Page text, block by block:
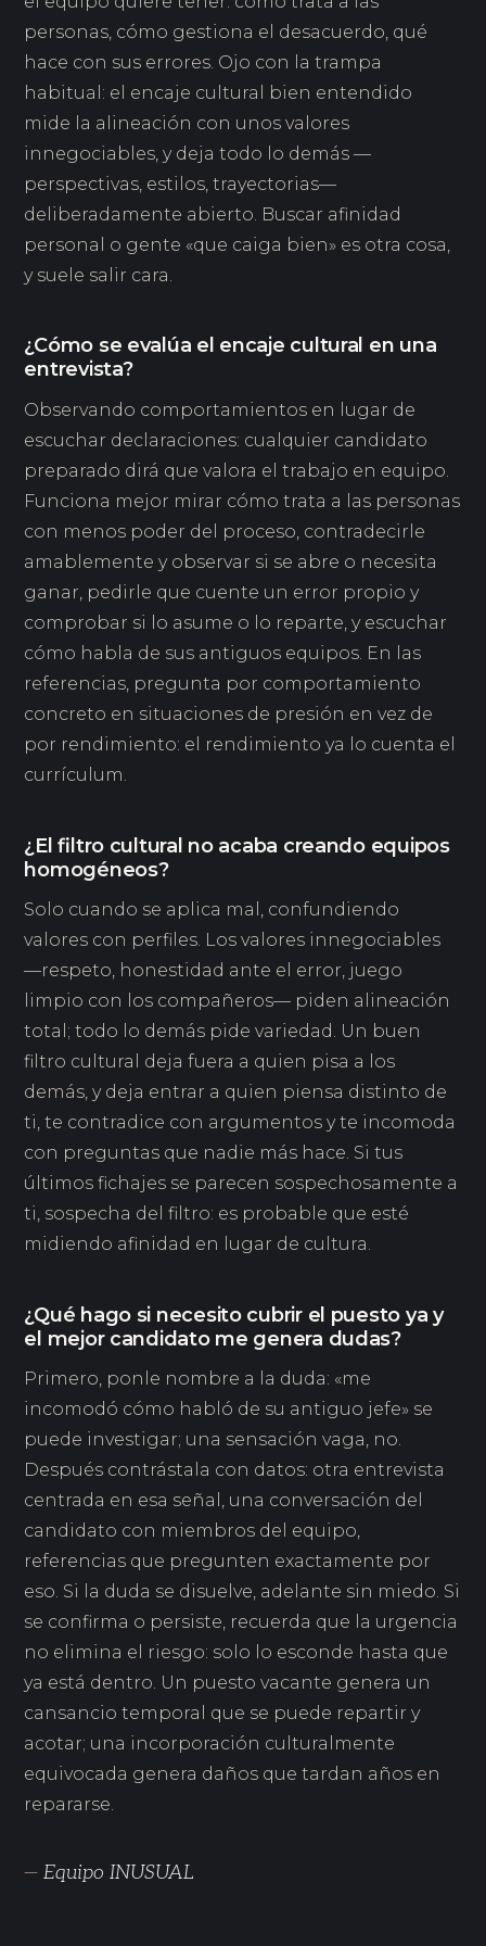
personas, cómo gestiona el desacuerdo, qué
hace con sus errores. Ojo con la trampa
habitual: el encaje cultural bien entendido
mide la alineación con unos valores
innegociables, y deja todo lo demás —
perspectivas, estilos, trayectorias—
deliberadamente abierto. Buscar afinidad
personal o gente «que caiga bien» es otra cosa,
y suele salir cara.
¿Cómo se evalúa el encaje cultural en una
entrevista?
Observando comportamientos en lugar de
escuchar declaraciones: cualquier candidato
preparado dirá que valora el trabajo en equipo.
Funciona mejor mirar cómo trata a las personas
con menos poder del proceso, contradecirle
amablemente y observar si se abre o necesita
ganar, pedirle que cuente un error propio y
comprobar si lo asume o lo reparte, y escuchar
cómo habla de sus antiguos equipos. En las
referencias, pregunta por comportamiento
concreto en situaciones de presión en vez de
por rendimiento: el rendimiento ya lo cuenta el
currículum.
¿El filtro cultural no acaba creando equipos
homogéneos?
Solo cuando se aplica mal, confundiendo
valores con perfiles. Los valores innegociables
—respeto, honestidad ante el error, juego
limpio con los compañeros— piden alineación
total; todo lo demás pide variedad. Un buen
filtro cultural deja fuera a quien pisa a los
demás, y deja entrar a quien piensa distinto de
ti, te contradice con argumentos y te incomoda
con preguntas que nadie más hace. Si tus
últimos fichajes se parecen sospechosamente a
ti, sospecha del filtro: es probable que esté
midiendo afinidad en lugar de cultura.
¿Qué hago si necesito cubrir el puesto ya y
el mejor candidato me genera dudas?
Primero, ponle nombre a la duda: «me
incomodó cómo habló de su antiguo jefe» se
puede investigar; una sensación vaga, no.
Después contrástala con datos: otra entrevista
centrada en esa señal, una conversación del
candidato con miembros del equipo,
referencias que pregunten exactamente por
eso. Si la duda se disuelve, adelante sin miedo. Si
se confirma o persiste, recuerda que la urgencia
no elimina el riesgo: solo lo esconde hasta que
ya está dentro. Un puesto vacante genera un
cansancio temporal que se puede repartir y
acotar; una incorporación culturalmente
equivocada genera daños que tardan años en
repararse.
— Equipo INUSUAL